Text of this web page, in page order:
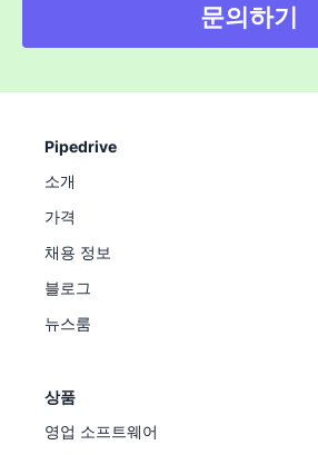
문의하기
Pipedrive
소개
가격
채용 정보
블로그
뉴스룸
상품
영업 소프트웨어